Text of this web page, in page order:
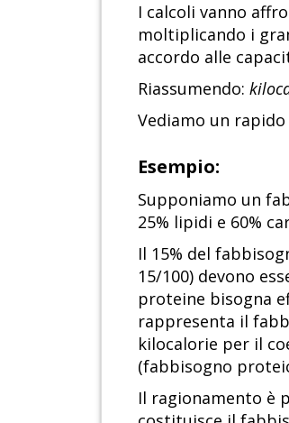
I calcoli vanno
moltiplicando i
accordo alle
Riassumendo:
Vediamo un
Esempio:
Supponiamo un
25% lipidi e 60%
Il 15% del
15/100) devono
proteine bisogna
rappresenta il
kilocalorie per il
(fabbisogno
Il ragionamento è